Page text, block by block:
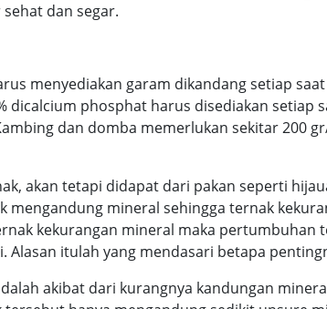
dan segar.
menyediakan garam dikandang setiap
phosphat harus disediakan setiap
dan domba memerlukan sekitar 200
akan tetapi didapat dari pakan seperti
mineral sehingga ternak
kekurangan mineral maka pertumbuhan
itulah yang mendasari betapa
akibat dari kurangnya kandungan